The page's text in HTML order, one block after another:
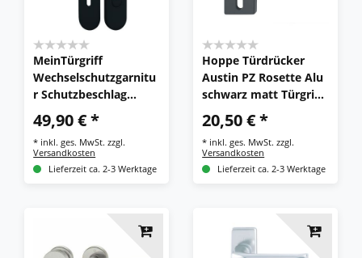
MeinTürgriff
Wechselschutzgarnitu
r Schutzbeschlag
Edelstahl schwarz ES1
ZA
49,90 € *
* inkl. ges. MwSt. zzgl.
Versandkosten
Lieferzeit ca. 2-3 Werktage
Hoppe Türdrücker
Austin PZ Rosette Alu
schwarz matt Türgriff
Türbeschlag
20,50 € *
* inkl. ges. MwSt. zzgl.
Versandkosten
Lieferzeit ca. 2-3 Werktage